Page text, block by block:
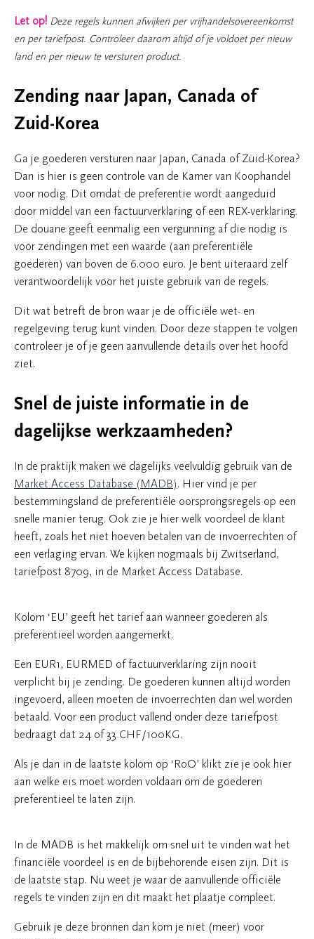
Let op! Deze regels kunnen afwijken per vrijhandelsovereenkomst
en per tariefpost. Controleer daarom altijd of je voldoet per nieuw
land en per nieuw te versturen product.
Zending naar Japan, Canada of
Zuid-Korea
Ga je goederen versturen naar Japan, Canada of Zuid-Korea?
Dan is hier is geen controle van de Kamer van Koophandel
voor nodig. Dit omdat de preferentie wordt aangeduid
door middel van een factuurverklaring of een REX-verklaring.
De douane geeft eenmalig een vergunning af die nodig is
voor zendingen met een waarde (aan preferentiële
goederen) van boven de 6.000 euro. Je bent uiteraard zelf
verantwoordelijk voor het juiste gebruik van de regels.
Dit wat betreft de bron waar je de officiële wet- en
regelgeving terug kunt vinden. Door deze stappen te volgen
controleer je of je geen aanvullende details over het hoofd
ziet.
Snel de juiste informatie in de
dagelijkse werkzaamheden?
In de praktijk maken we dagelijks veelvuldig gebruik van de
Market Access Database (MADB). Hier vind je per
bestemmingsland de preferentiële oorsprongsregels op een
snelle manier terug. Ook zie je hier welk voordeel de klant
heeft, zoals het niet hoeven betalen van de invoerrechten of
een verlaging ervan. We kijken nogmaals bij Zwitserland,
tariefpost 8709, in de Market Access Database.
Kolom ‘EU’ geeft het tarief aan wanneer goederen als
preferentieel worden aangemerkt.
Een EUR1, EURMED of factuurverklaring zijn nooit
verplicht bij je zending. De goederen kunnen altijd worden
ingevoerd, alleen moeten de invoerrechten dan wel worden
betaald. Voor een product vallend onder deze tariefpost
bedraagt dat 24 of 33 CHF/100KG.
Als je dan in de laatste kolom op ‘RoO’ klikt zie je ook hier
aan welke eis moet worden voldaan om de goederen
preferentieel te laten zijn.
In de MADB is het makkelijk om snel uit te vinden wat het
financiële voordeel is en de bijbehorende eisen zijn. Dit is
de laatste stap. Nu weet je waar de aanvullende officiële
regels te vinden zijn en dit maakt het plaatje compleet.
Gebruik je deze bronnen dan kom je niet (meer) voor